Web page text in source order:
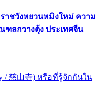
ราชวังหยวนหมิงใหม่ ความ
ลกวางตุ้ง ประเทศจีน
/ 慈山寺) หรือที่รู้จักกันใน